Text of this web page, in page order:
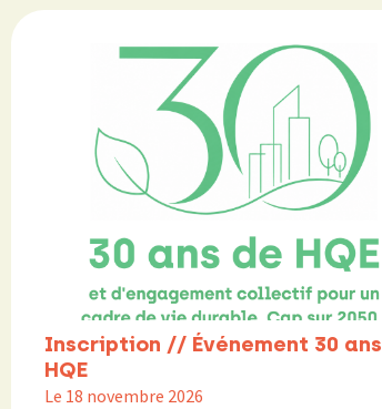
Inscription // Événement 30 ans
HQE
Le 18 novembre 2026